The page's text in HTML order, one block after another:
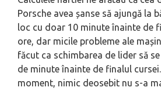
Porsche avea șanse să ajungă la
loc cu doar 10 minute înainte de
ore, dar micile probleme ale
făcut ca schimbarea de lider să
de minute înainte de finalul
moment, nimic deosebit nu s-a